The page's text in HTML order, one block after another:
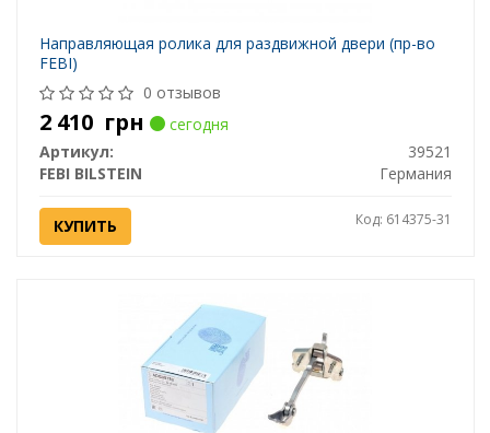
Направляющая ролика для раздвижной двери (пр-во
FEBI)
0 отзывов
2 410 грн
сегодня
Артикул:
39521
FEBI BILSTEIN
Германия
КУПИТЬ Код: 614375-31